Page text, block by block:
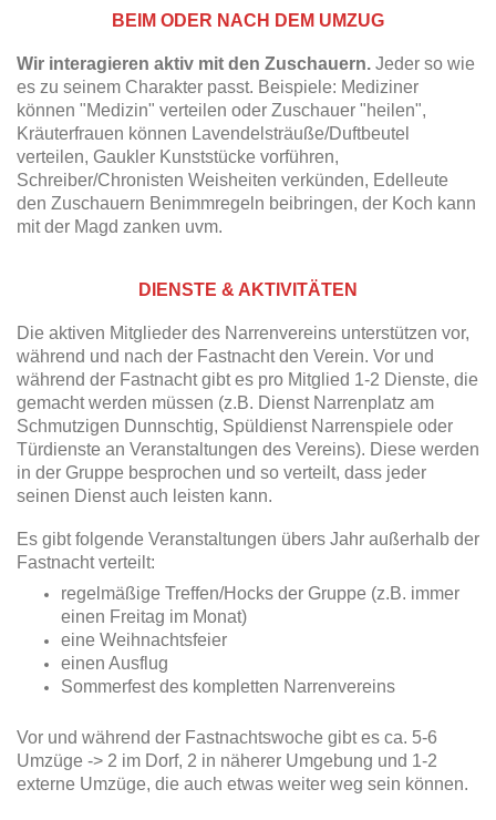
BEIM ODER NACH DEM UMZUG
Wir interagieren aktiv mit den Zuschauern. Jeder so wie
es zu seinem Charakter passt. Beispiele: Mediziner
können "Medizin" verteilen oder Zuschauer "heilen",
Kräuterfrauen können Lavendelsträuße/Duftbeutel
verteilen, Gaukler Kunststücke vorführen,
Schreiber/Chronisten Weisheiten verkünden, Edelleute
den Zuschauern Benimmregeln beibringen, der Koch kann
mit der Magd zanken uvm.
DIENSTE & AKTIVITÄTEN
Die aktiven Mitglieder des Narrenvereins unterstützen vor,
während und nach der Fastnacht den Verein. Vor und
während der Fastnacht gibt es pro Mitglied 1-2 Dienste, die
gemacht werden müssen (z.B. Dienst Narrenplatz am
Schmutzigen Dunnschtig, Spüldienst Narrenspiele oder
Türdienste an Veranstaltungen des Vereins). Diese werden
in der Gruppe besprochen und so verteilt, dass jeder
seinen Dienst auch leisten kann.
Es gibt folgende Veranstaltungen übers Jahr außerhalb der
Fastnacht verteilt:
regelmäßige Treffen/Hocks der Gruppe (z.B. immer
einen Freitag im Monat)
eine Weihnachtsfeier
einen Ausflug
Sommerfest des kompletten Narrenvereins
Vor und während der Fastnachtswoche gibt es ca. 5-6
Umzüge -> 2 im Dorf, 2 in näherer Umgebung und 1-2
externe Umzüge, die auch etwas weiter weg sein können.